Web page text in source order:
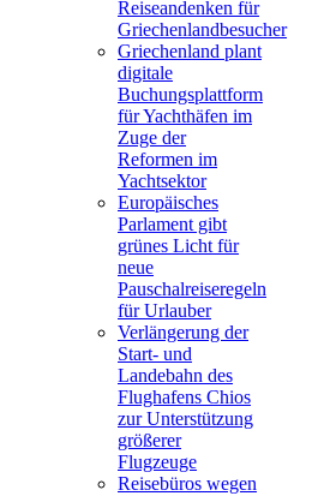
Reiseandenken für
Griechenlandbesucher
Griechenland plant
digitale
Buchungsplattform
für Yachthäfen im
Zuge der
Reformen im
Yachtsektor
Europäisches
Parlament gibt
grünes Licht für
neue
Pauschalreiseregeln
für Urlauber
Verlängerung der
Start- und
Landebahn des
Flughafens Chios
zur Unterstützung
größerer
Flugzeuge
Reisebüros wegen